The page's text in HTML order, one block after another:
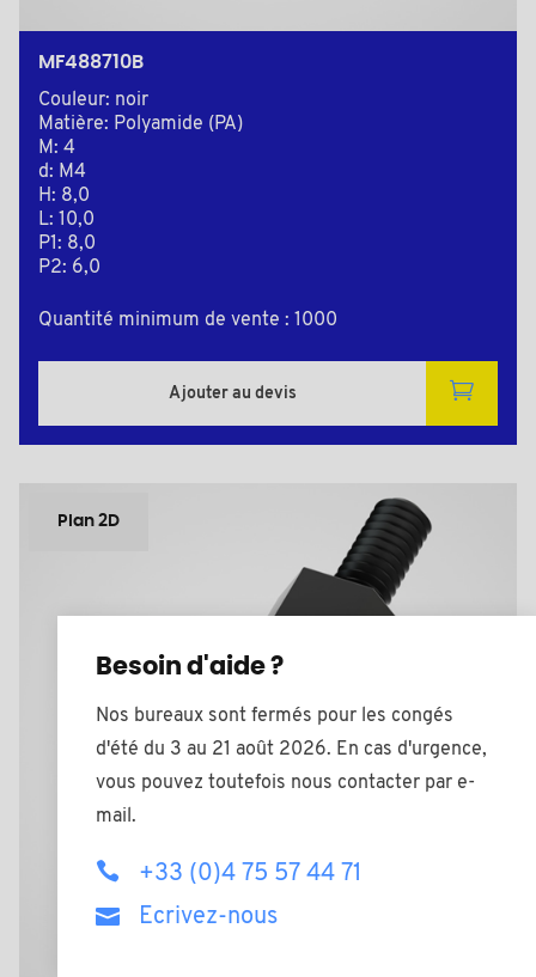
MF488710B
Couleur: noir
Matière: Polyamide (PA)
M: 4
d: M4
H: 8,0
L: 10,0
P1: 8,0
P2: 6,0
Quantité minimum de vente : 1000
Ajouter au devis
Plan 2D
Besoin d'aide ?
Nos bureaux sont fermés pour les congés
d'été du 3 au 21 août 2026. En cas d'urgence,
vous pouvez toutefois nous contacter par e-
mail.
+33 (0)4 75 57 44 71
Ecrivez-nous